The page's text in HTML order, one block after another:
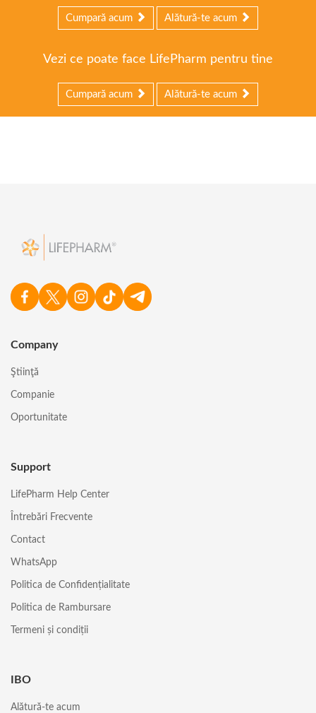
Cumpară acum Alătură-te acum
Vezi ce poate face LifePharm pentru tine
Cumpară acum Alătură-te acum
Company
Ştiinţă
Companie
Oportunitate
Support
LifePharm Help Center
Întrebări Frecvente
Contact
WhatsApp
Politica de Confidențialitate
Politica de Rambursare
Termeni și condiții
IBO
Alătură-te acum